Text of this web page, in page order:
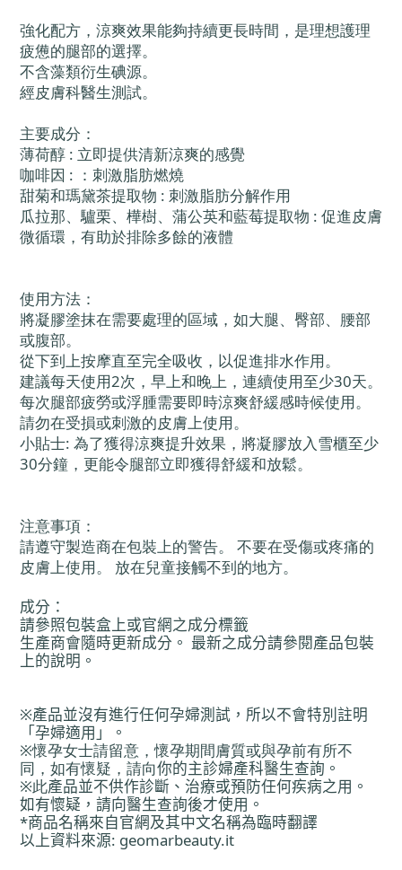
強化配方，涼爽效果能夠持續更長時間，是理想護理
疲憊的腿部的選擇。
不含藻類衍生碘源。
經皮膚科醫生測試。
主要成分：
薄荷醇 : 立即提供清新涼爽的感覺
咖啡因 : ：刺激脂肪燃燒
甜菊和瑪黛茶提取物 : 刺激脂肪分解作用
瓜拉那、驢栗、樺樹、蒲公英和藍莓提取物 : 促進皮膚
微循環，有助於排除多餘的液體
使用方法：
將凝膠塗抹在需要處理的區域，如大腿、臀部、腰部
或腹部。
從下到上按摩直至完全吸收，以促進排水作用。
建議每天使用2次，早上和晚上，連續使用至少30天。
每次腿部疲勞或浮腫需要即時涼爽舒緩感時候使用。
請勿在受損或刺激的皮膚上使用。
小貼士: 為了獲得涼爽提升效果，將凝膠放入雪櫃至少
30分鐘，更能令腿部立即獲得舒緩和放鬆。
注意事項：
請遵守製造商在包裝上的警告。 不要在受傷或疼痛的
皮膚上使用。 放在兒童接觸不到的地方。
成分：
請參照包裝盒上或官網之成分標籤
生產商會隨時更新成分。 最新之成分請參閱產品包裝
上的說明。
※產品並沒有進行任何孕婦測試，所以不會特別註明
「孕婦適用」。
※懷孕女士請留意，懷孕期間膚質或與孕前有所不
同，如有懷疑，請向你的主診婦產科醫生查詢。
※此產品並不供作診斷、治療或預防任何疾病之用。
如有懷疑，請向醫生查詢後才使用。
*商品名稱來自官網及其中文名稱為臨時翻譯
以上資料來源: geomarbeauty.it